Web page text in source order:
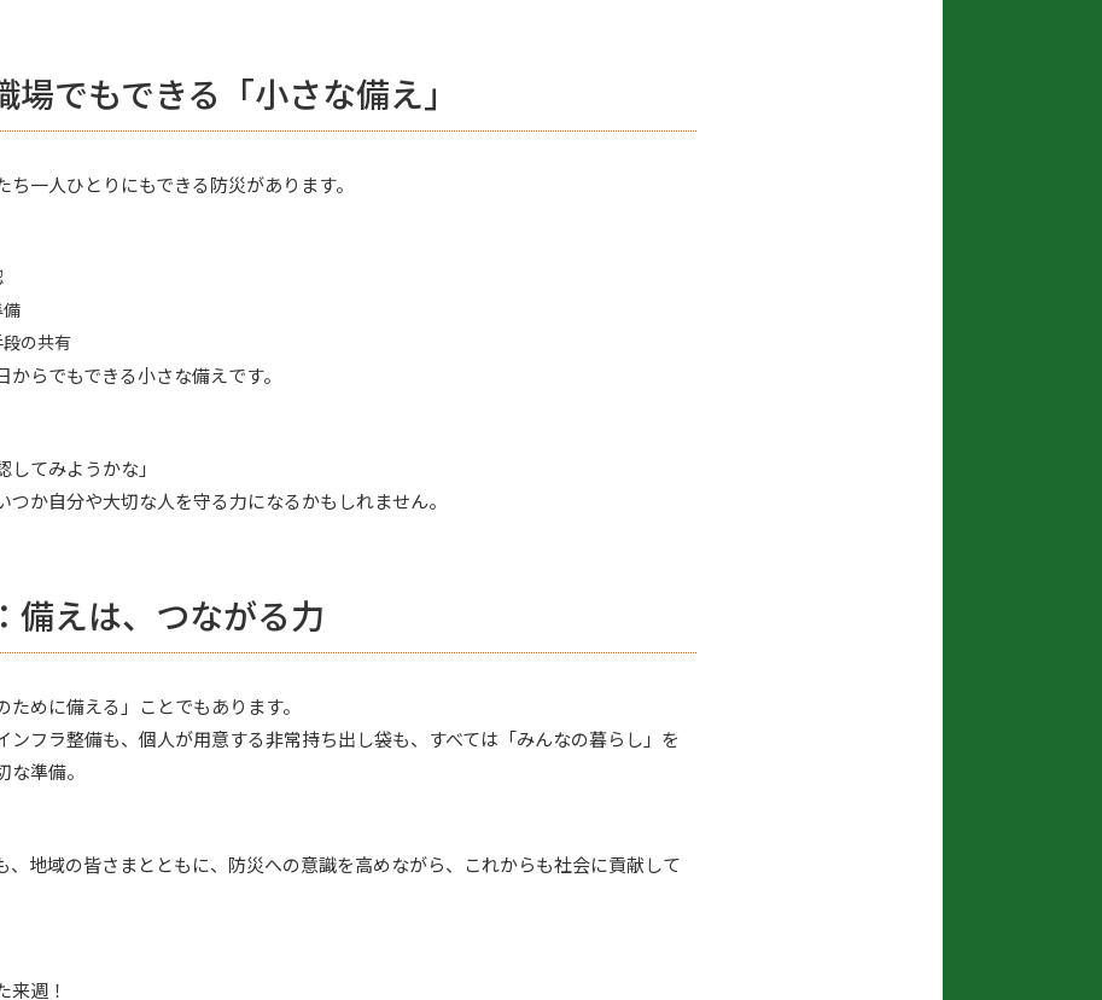
場でもできる「小さな備え」
ち一人ひとりにもできる防災があります。
の共有
からでもできる小さな備えです。
してみようかな」
つか自分や大切な人を守る力になるかもしれません。
備えは、つながる力
ために備える」ことでもあります。
ンフラ整備も、個人が用意する非常持ち出し袋も、すべては「みんなの暮らし」を
準備。
、地域の皆さまとともに、防災への意識を高めながら、これからも社会に貢献して
来週！